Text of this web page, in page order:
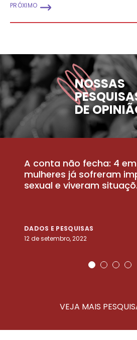
PRÓXIMO
NOSSAS
DE
A conta não fecha: 4
mulheres já sofreram
sexual e viveram
DADOS E PESQUISAS
12 de setembro, 2022
VEJA MAIS